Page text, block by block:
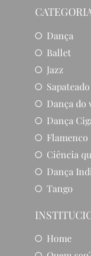
Dança
Ballet
Jazz
Sapateado
Dança do
Dança
Flamenco
Ciência
Dança
Tango
Home